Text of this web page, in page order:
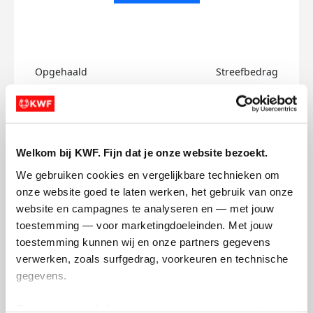
Welkom bij KWF. Fijn dat je onze website bezoekt.
We gebruiken cookies en vergelijkbare technieken om
onze website goed te laten werken, het gebruik van onze
website en campagnes te analyseren en — met jouw
toestemming — voor marketingdoeleinden. Met jouw
toestemming kunnen wij en onze partners gegevens
verwerken, zoals surfgedrag, voorkeuren en technische
gegevens.
Opgehaald Streefbedrag
Jorrit's badges